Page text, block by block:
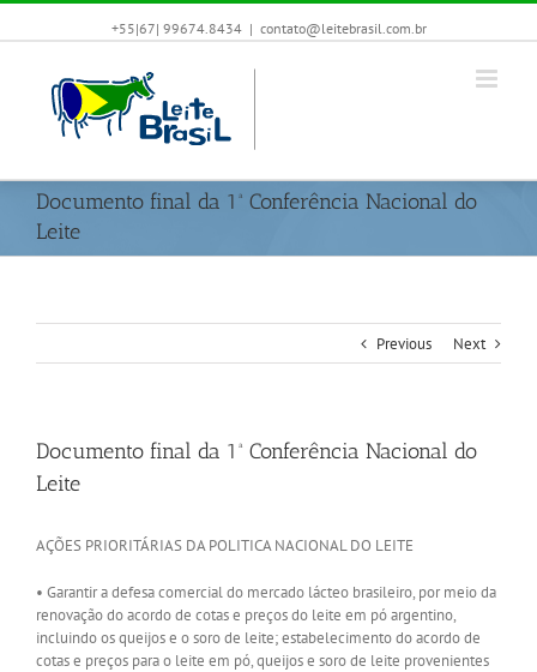
+55|67| 99674.8434 | contato@leitebrasil.com.br
Documento final da 1ª Conferência Nacional do
Leite
Previous Next
Documento final da 1ª Conferência Nacional do
Leite
AÇÕES PRIORITÁRIAS DA POLITICA NACIONAL DO LEITE
• Garantir a defesa comercial do mercado lácteo brasileiro, por meio da
renovação do acordo de cotas e preços do leite em pó argentino,
incluindo os queijos e o soro de leite; estabelecimento do acordo de
cotas e preços para o leite em pó, queijos e soro de leite provenientes